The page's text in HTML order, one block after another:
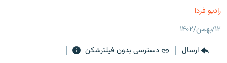
رفتن
به
صفحه
فرکانس‌ها
پادکست
چندرسانه‌ای
گزارش‌های تصویری
زنان فردا
رادیو فردا
۱۲/بهمن/۱۴۰۲
ارسال
دسترسی بدون فیلترشکن